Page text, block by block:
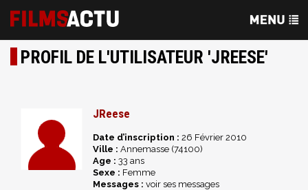
PROFIL DE L'UTILISATEUR 'JREESE'
JReese
Date d’inscription : 26 Février 2010
Ville : Annemasse (74100)
Age : 33 ans
Sexe : Femme
Messages : voir ses messages